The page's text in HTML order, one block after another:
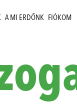
A MI ERDŐNK FIÓKOM